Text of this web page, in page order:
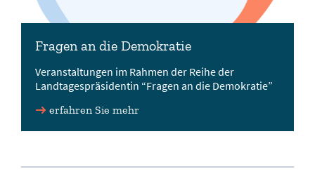
Fragen an die Demokratie
Veranstaltungen im Rahmen der Reihe der
Landtagespräsidentin “Fragen an die Demokratie”
erfahren Sie mehr